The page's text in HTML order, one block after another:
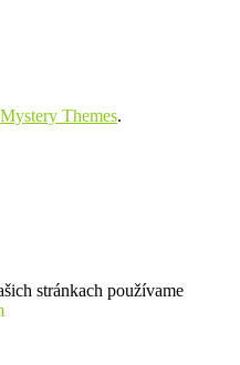
Mystery Themes.
stránkach používame